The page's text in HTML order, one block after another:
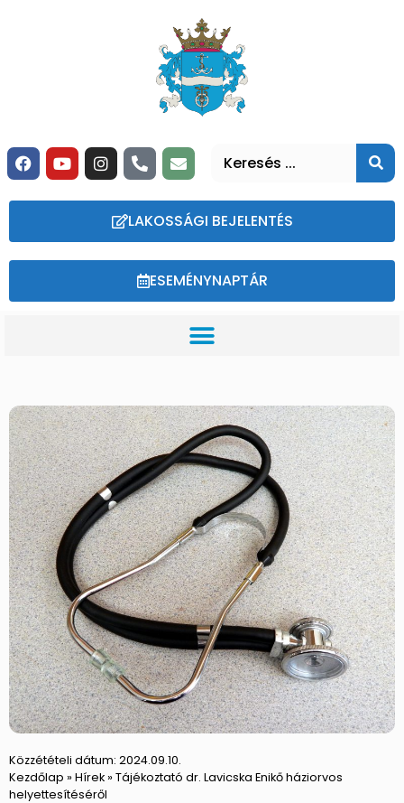
LAKOSSÁGI BEJELENTÉS
ESEMÉNYNAPTÁR
Közzétételi dátum: 2024.09.10.
Kezdőlap » Hírek» Tájékoztató dr. Lavicska Enikő háziorvos
helyettesítéséről